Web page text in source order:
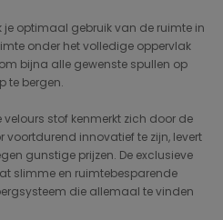
optimaal gebruik van de ruimte in
onder het volledige oppervlak
bijna alle gewenste spullen op
te bergen.
stof kenmerkt zich door de
voortdurend innovatief te zijn, levert
gunstige prijzen. De exclusieve
slimme en ruimtebesparende
die allemaal te vinden